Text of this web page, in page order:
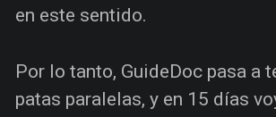
en este sentido.
Por lo tanto, GuideDoc pasa a
patas paralelas, y en 15 días